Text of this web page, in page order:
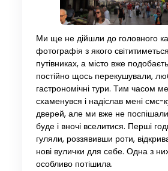
Ми ще не дійшли до головного
фотографія з якого
путівниках, а місто вже
постійно щось перекушували,
гастрономічні тури. Тим часом
схаменувся і надіслав мені смс-
дверей, але ми вже не
буде і вночі вселитися. Перші
гуляли, роззявивши роти,
нові вулички для себе. Одна з
особливо потішила.